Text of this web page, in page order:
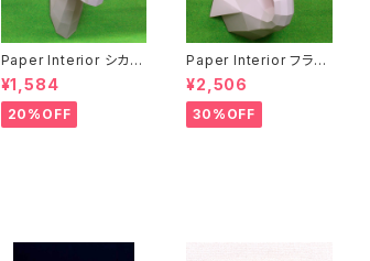
Paper Interior シカ
ピンク Pink Deer
¥1,584
20%OFF
Paper Interior フラミ
ンゴ Flamingo
¥2,506
30%OFF